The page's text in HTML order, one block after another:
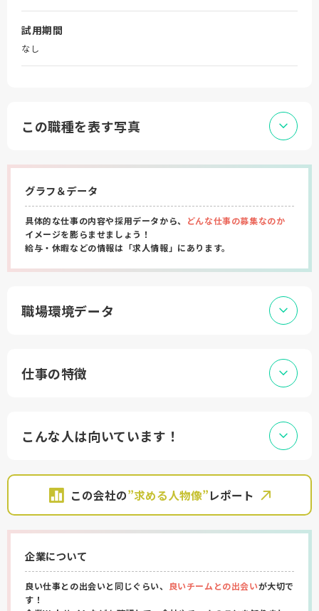
試用期間
なし
この職種を表す写真
グラフ＆データ
具体的な仕事の内容や採用データから、
どんな仕事の募集なのか
イメージを膨らませましょう！
給与・休暇などの情報は「求人情報」にあります。
職場環境データ
仕事の特徴
こんな人は向いています！
この会社の”求める人物像”レポート
企業について
良い仕事との出会いと同じぐらい、 良いチームとの出会いが大切で
す！